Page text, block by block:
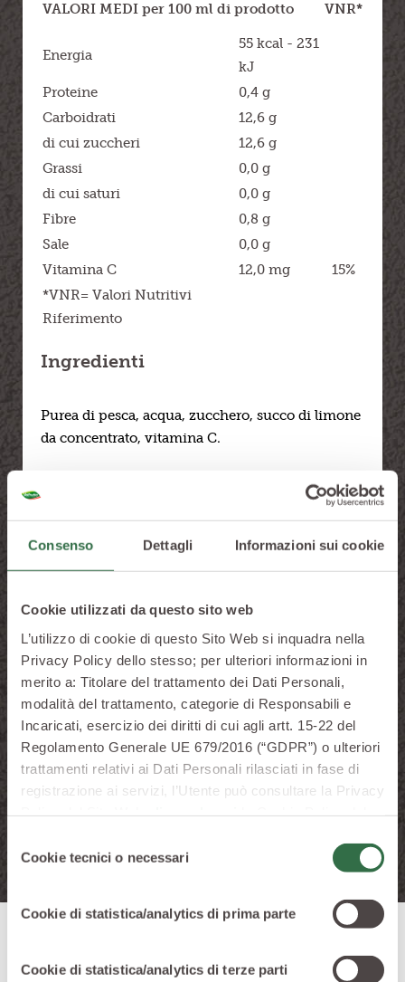
Consenso Dettagli Informazioni sui cookie
Cookie utilizzati da questo sito web
L’utilizzo di cookie di questo Sito Web si inquadra nella
Privacy Policy dello stesso; per ulteriori informazioni in
merito a: Titolare del trattamento dei Dati Personali,
modalità del trattamento, categorie di Responsabili e
Incaricati, esercizio dei diritti di cui agli artt. 15-22 del
Regolamento Generale UE 679/2016 (“GDPR”) o ulteriori
trattamenti relativi ai Dati Personali rilasciati in fase di
registrazione ai servizi, l’Utente può consultare la Privacy
specifiche per i servizi forniti tramite il Sito Web.
delCookie tecnici o necessari
Cookie di statistica/analytics di prima parte
Cookie di statistica/analytics di terze parti
VALORI MEDI per 100 ml di prodotto VNR*
Energia
55 kcal - 231
kJ
Proteine
0,4 g
Carboidrati
12,6 g
di cui zuccheri
12,6 g
Grassi
0,0 g
di cui saturi
0,0 g
Fibre
0,8 g
Sale
0,0 g
Vitamina C
12,0 mg
15%
*VNR= Valori Nutritivi
Riferimento
Ingredienti
Purea di pesca, acqua, zucchero, succo di limone
da concentrato, vitamina C.
Confezione da
3x200 ml